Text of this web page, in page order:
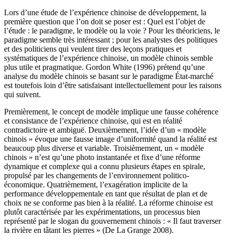
Lors d’une étude de l’expérience chinoise de développement, la
première question que l’on doit se poser est : Quel est l’objet de
l’étude : le paradigme, le modèle ou la voie ? Pour les théoriciens, le
paradigme semble très intéressant ; pour les analystes des politiques
et des politiciens qui veulent tirer des leçons pratiques et
systématiques de l’expérience chinoise, un modèle chinois semble
plus utile et pragmatique. Gordon White (1996) prétend qu’une
analyse du modèle chinois se basant sur le paradigme État-marché
est toutefois loin d’être satisfaisant intellectuellement pour les raisons
qui suivent.
Premièrement, le concept de modèle implique une fausse cohérence
et consistance de l’expérience chinoise, qui est en réalité
contradictoire et ambiguë. Deuxièmement, l’idée d’un « modèle
chinois » évoque une fausse image d’uniformité quand la réalité est
beaucoup plus diverse et variable. Troisièmement, un « modèle
chinois » n’est qu’une photo instantanée et fixe d’une réforme
dynamique et complexe qui a connu plusieurs étapes en spirale,
propulsé par les changements de l’environnement politico-
économique. Quatrièmement, l’exagération implicite de la
performance développementale en tant que résultat de plan et de
choix ne se conforme pas bien à la réalité. La réforme chinoise est
plutôt caractérisée par les expérimentations, un processus bien
représenté par le slogan du gouvernement chinois : « Il faut traverser
la rivière en tâtant les pierres » (De La Grange 2008).